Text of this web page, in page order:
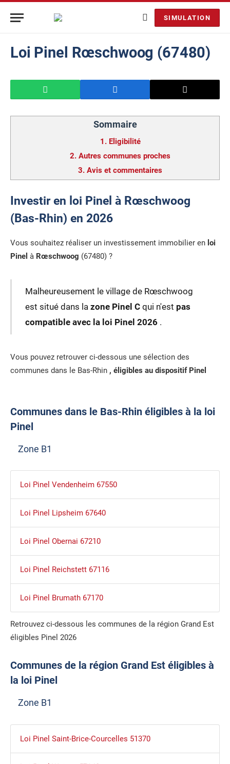
SIMULATION
Loi Pinel Rœschwoog (67480)
Sommaire
1. Eligibilité
2. Autres communes proches
3. Avis et commentaires
Investir en loi Pinel à Rœschwoog
(Bas-Rhin) en 2026
Vous souhaitez réaliser un investissement immobilier en loi
Pinel à Rœschwoog (67480) ?
Malheureusement le village de Rœschwoog
est situé dans la zone Pinel Cqui n'est pas
compatible avec la loi Pinel 2026 .
Vous pouvez retrouver ci-dessous une sélection des
communes dans le Bas-Rhin , éligibles au dispositif Pinel
Communes dans le Bas-Rhin éligibles à la loi
Pinel
Zone B1
Loi Pinel Vendenheim 67550
Loi Pinel Lipsheim 67640
Loi Pinel Obernai 67210
Loi Pinel Reichstett 67116
Loi Pinel Brumath 67170
Retrouvez ci-dessous les communes de la région Grand Est
éligibles Pinel 2026
Communes de la région Grand Est éligibles à
la loi Pinel
Zone B1
Loi Pinel Saint-Brice-Courcelles 51370